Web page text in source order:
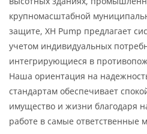
крупномасштабной
защите, XH Pump предлагает
учетом индивидуальных
интегрирующиеся в
Наша ориентация на
стандартам обеспечивает
имущество и жизни благодаря
работе в самые ответственные